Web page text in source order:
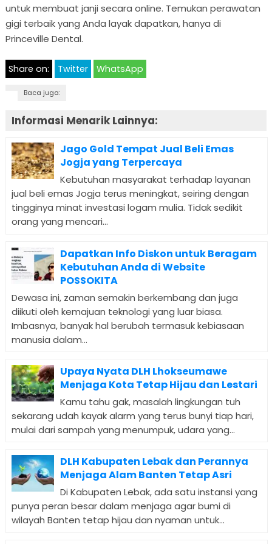
untuk membuat janji secara online. Temukan perawatan
gigi terbaik yang Anda layak dapatkan, hanya di
Princeville Dental.
Share on: Twitter WhatsApp
Baca juga:
Informasi Menarik Lainnya:
Jago Gold Tempat Jual Beli Emas
Jogja yang Terpercaya
Kebutuhan masyarakat terhadap layanan
jual beli emas Jogja terus meningkat, seiring dengan
tingginya minat investasi logam mulia. Tidak sedikit
orang yang mencari...
Dapatkan Info Diskon untuk Beragam
Kebutuhan Anda di Website
POSSOKITA
Dewasa ini, zaman semakin berkembang dan juga
diikuti oleh kemajuan teknologi yang luar biasa.
Imbasnya, banyak hal berubah termasuk kebiasaan
manusia dalam...
Upaya Nyata DLH Lhokseumawe
Menjaga Kota Tetap Hijau dan Lestari
Kamu tahu gak, masalah lingkungan tuh
sekarang udah kayak alarm yang terus bunyi tiap hari,
mulai dari sampah yang menumpuk, udara yang...
DLH Kabupaten Lebak dan Perannya
Menjaga Alam Banten Tetap Asri
Di Kabupaten Lebak, ada satu instansi yang
punya peran besar dalam menjaga agar bumi di
wilayah Banten tetap hijau dan nyaman untuk...